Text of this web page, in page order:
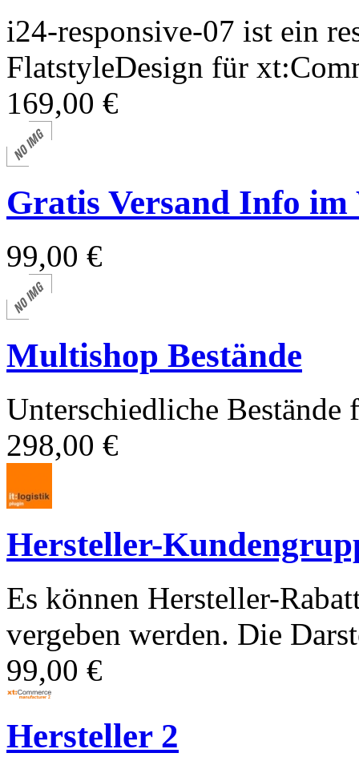
i24-responsive-07 ist ein
FlatstyleDesign für
169,00 €
Gratis Versand Info
99,00 €
Multishop Bestände
Unterschiedliche Bestände
298,00 €
Hersteller-
Es können Hersteller-
vergeben werden. Die
99,00 €
Hersteller 2